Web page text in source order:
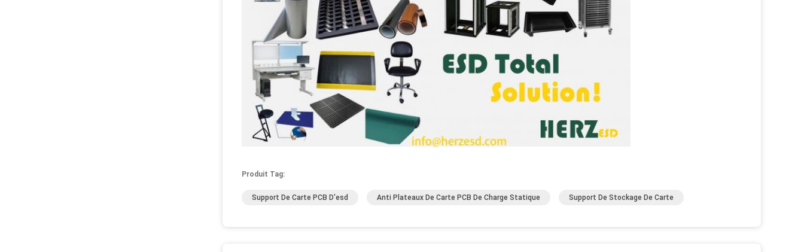
Produit Tag:
Support De Carte PCB D'esd Anti Plateaux De Carte PCB De Charge Statique Support De Stockage De Carte